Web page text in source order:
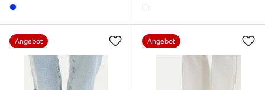
Angebot Angebot